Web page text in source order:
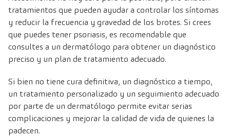
tratamientos que pueden ayudar a controlar los síntomas
y reducir la frecuencia y gravedad de los brotes. Si crees
que puedes tener psoriasis, es recomendable que
consultes a un dermatólogo para obtener un diagnóstico
preciso y un plan de tratamiento adecuado.
Si bien no tiene cura definitiva, un diagnóstico a tiempo,
un tratamiento personalizado y un seguimiento adecuado
por parte de un dermatólogo permite evitar serias
complicaciones y mejorar la calidad de vida de quienes la
padecen.